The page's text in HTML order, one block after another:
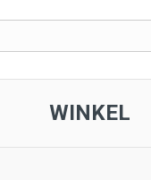
WINKEL